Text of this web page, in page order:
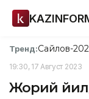
Тренд:Сайлов-
19:30, 17 Август 2023
Жорий